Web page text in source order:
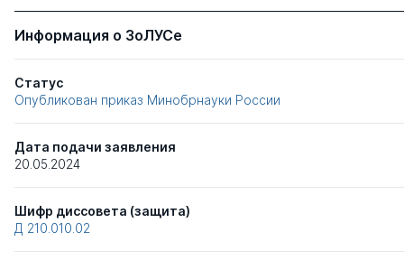
Информация о ЗоЛУСе
Статус
Опубликован приказ Минобрнауки России
Дата подачи заявления
20.05.2024
Шифр диссовета (защита)
Д 210.010.02